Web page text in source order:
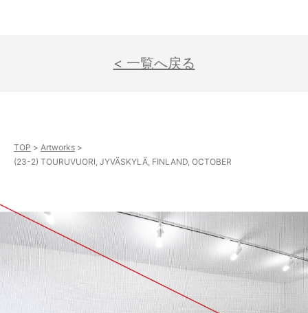
< 一覧へ戻る
TOP
Artworks
(23-2) TOURUVUORI, JYVÄSKYLÄ, FINLAND, OCTOBER